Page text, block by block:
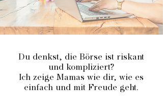
Du denkst, die Börse ist riskant
und kompliziert?
Ich zeige Mamas wie dir, wie es
einfach und mit Freude geht.